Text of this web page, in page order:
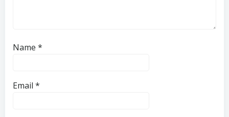
Name *
Email *